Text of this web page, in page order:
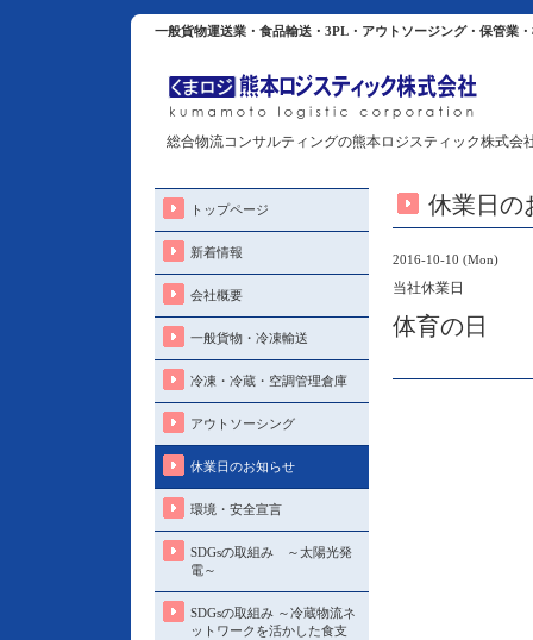
一般貨物運送業・食品輸送・3PL・アウトソージング・保管業
総合物流コンサルティングの熊本ロジスティック株式会
休業日の
2016-10-10 (Mon)
当社休業日
体育の日
トップページ
新着情報
会社概要
一般貨物・冷凍輸送
冷凍・冷蔵・空調管理倉庫
アウトソーシング
休業日のお知らせ
環境・安全宣言
SDGsの取組み ～太陽光発
電～
SDGsの取組み ～冷蔵物流ネ
ットワークを活かした食支